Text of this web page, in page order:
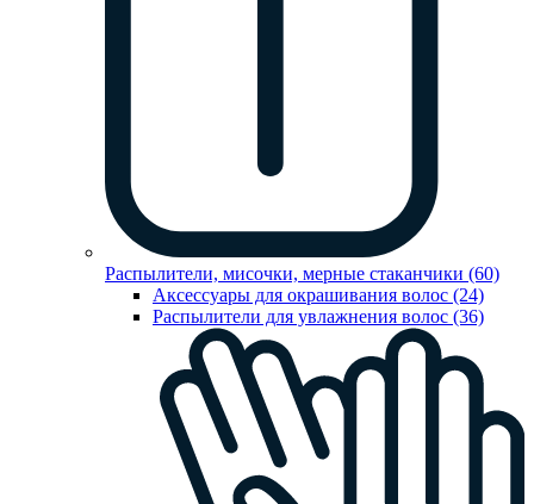
Распылители, мисочки, мерные стаканчики (60)
Аксессуары для окрашивания волос (24)
Распылители для увлажнения волос (36)